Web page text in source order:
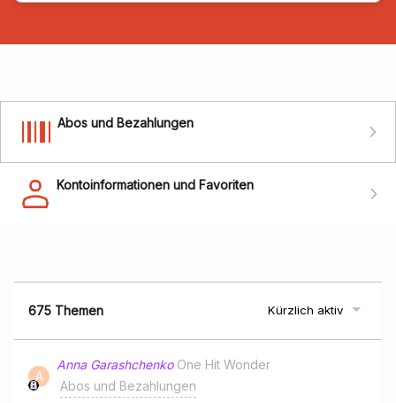
Abos und Bezahlungen
Kontoinformationen und Favoriten
675 Themen Kürzlich aktiv
A
Anna Garashchenko One Hit Wonder
Abos und Bezahlungen